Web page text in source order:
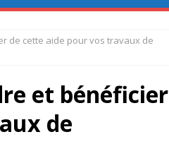
de cette aide pour vos travaux de
et bénéficier
de